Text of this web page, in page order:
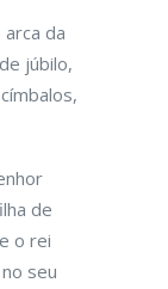
da
júbilo,
de
o rei
seu